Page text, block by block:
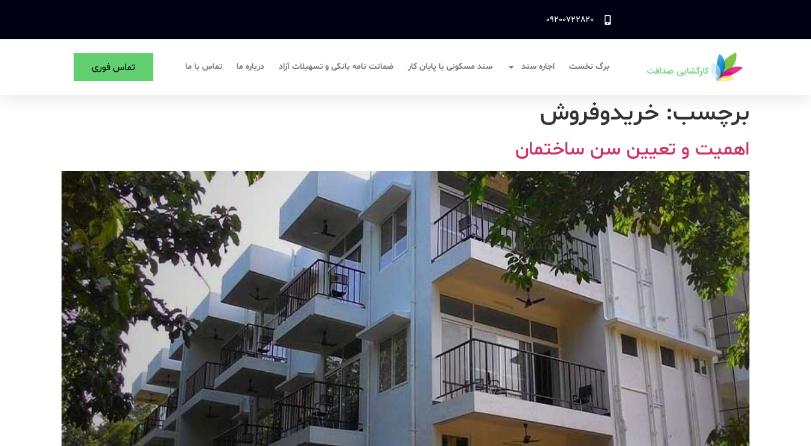
09200722820
برگ نخست اجاره سند سند مسکونی با پایان کار ضمانت نامه بانکی و تسهیلات آزاد درباره ما تماس با ما تماس فوری
برچسب: خریدوفروش
اهمیت و تعیین سن ساختمان